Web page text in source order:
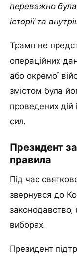
переважно
історії та
Трамп не
операційних
або окремої
змістом була
проведених дій
сил.
Президент
правила
Під час
звернувся до
виборах.
Президент